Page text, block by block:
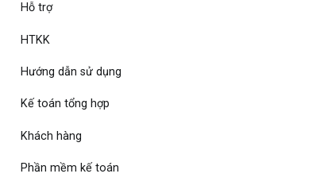
Hỗ trợ
HTKK
Hướng dẫn sử dụng
Kế toán tổng hợp
Khách hàng
Phần mềm kế toán